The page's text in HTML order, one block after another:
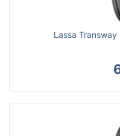
Lassa Transway